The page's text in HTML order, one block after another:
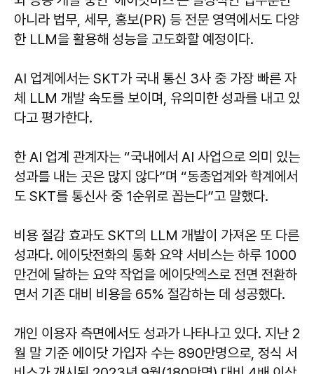
아니라 법무, 세무, 홍보(PR) 등 전문 영역에서도 다양
한 LLM을 활용해 성능을 고도화할 예정이다.
AI 업계에서는 SKT가 국내 통신 3사 중 가장 빠른 자
체 LLM 개발 속도를 보이며, 유의미한 성과를 내고 있
다고 평가한다.
한 AI 업계 관계자는 “국내에서 AI 사업으로 의미 있는
성과를 내는 곳은 많지 않다”며 “동종업계와 학계에서
도 SKT를 통신사 중 1순위로 꼽는다”고 말했다.
비용 절감 효과도 SKT의 LLM 개발이 가져온 또 다른
성과다. 에이닷전화의 통화 요약 서비스는 하루 1000
만건에 달하는 요약 작업을 에이닷엑스로 전면 전환하
면서 기존 대비 비용을 65% 절감하는 데 성공했다.
개인 이용자 측면에서도 성과가 나타나고 있다. 지난 2
월 말 기준 에이닷 가입자 수는 890만명으로, 정식 서